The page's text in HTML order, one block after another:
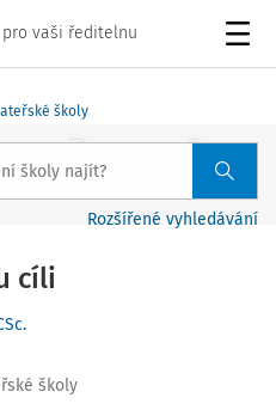
vaši ředitelnu
školy
Rozšířené vyhledávání
cíli
školy